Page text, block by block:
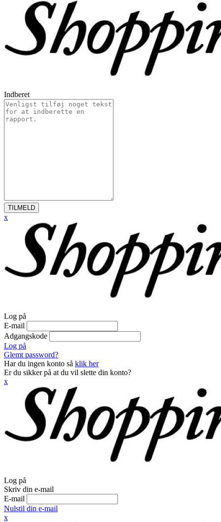
Indberet
TILMELD
x
Log på
E-mail
Adgangskode
Log på
Glemt password?
Har du ingen konto så klik her
Er du sikker på at du vil slette din konto?
x
Log på
Skriv din e-mail
E-mail
Nulstil din e-mail
x